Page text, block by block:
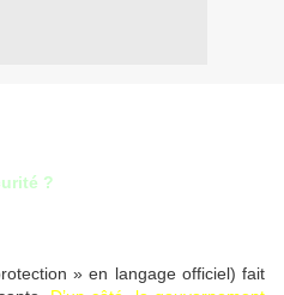
?
» en langage officiel) fait